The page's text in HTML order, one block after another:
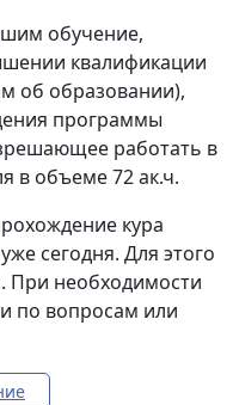
обучение,
квалификации
об образовании),
программы
работать в
в объеме 72 ак.ч.
кура
сегодня. Для этого
При необходимости
по вопросам или